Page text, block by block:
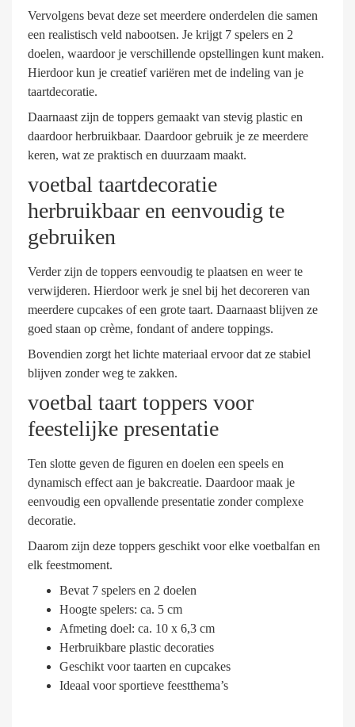
Vervolgens bevat deze set meerdere onderdelen die samen
een realistisch veld nabootsen. Je krijgt 7 spelers en 2
doelen, waardoor je verschillende opstellingen kunt maken.
Hierdoor kun je creatief variëren met de indeling van je
taartdecoratie.
Daarnaast zijn de toppers gemaakt van stevig plastic en
daardoor herbruikbaar. Daardoor gebruik je ze meerdere
keren, wat ze praktisch en duurzaam maakt.
voetbal taartdecoratie
herbruikbaar en eenvoudig te
gebruiken
Verder zijn de toppers eenvoudig te plaatsen en weer te
verwijderen. Hierdoor werk je snel bij het decoreren van
meerdere cupcakes of een grote taart. Daarnaast blijven ze
goed staan op crème, fondant of andere toppings.
Bovendien zorgt het lichte materiaal ervoor dat ze stabiel
blijven zonder weg te zakken.
voetbal taart toppers voor
feestelijke presentatie
Ten slotte geven de figuren en doelen een speels en
dynamisch effect aan je bakcreatie. Daardoor maak je
eenvoudig een opvallende presentatie zonder complexe
decoratie.
Daarom zijn deze toppers geschikt voor elke voetbalfan en
elk feestmoment.
Bevat 7 spelers en 2 doelen
Hoogte spelers: ca. 5 cm
Afmeting doel: ca. 10 x 6,3 cm
Herbruikbare plastic decoraties
Geschikt voor taarten en cupcakes
Ideaal voor sportieve feestthema’s